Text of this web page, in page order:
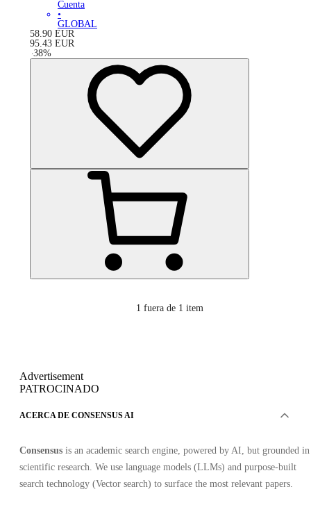
Cuenta
•
GLOBAL
58.90 EUR
95.43 EUR
-38%
1 fuera de 1 item
Advertisement
PATROCINADO
ACERCA DE CONSENSUS AI
Consensus is an academic search engine, powered by AI, but grounded in
scientific research. We use language models (LLMs) and purpose-built
search technology (Vector search) to surface the most relevant papers.